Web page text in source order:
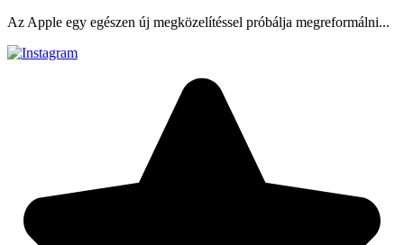
Az Apple egy egészen új megközelítéssel próbálja megreformálni...